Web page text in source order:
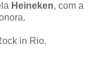
Heineken, com a
in Rio.